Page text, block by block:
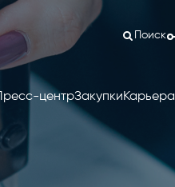
Поиск
Пресс-центрЗакупкиКарьера